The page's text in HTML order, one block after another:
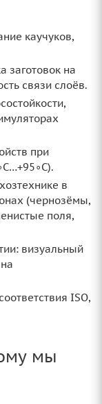
каучуков,
заготовок на
связи слоёв.
при
в
(чернозёмы,
поля,
визуальный
ISO,
мы